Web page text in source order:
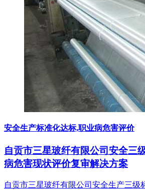
安全生产标准化达标,职业病危害评价
自贡市三星玻纤有限公司安全三
病危害现状评价复审解决方案
自贡市三星玻纤有限公司安全生产三级